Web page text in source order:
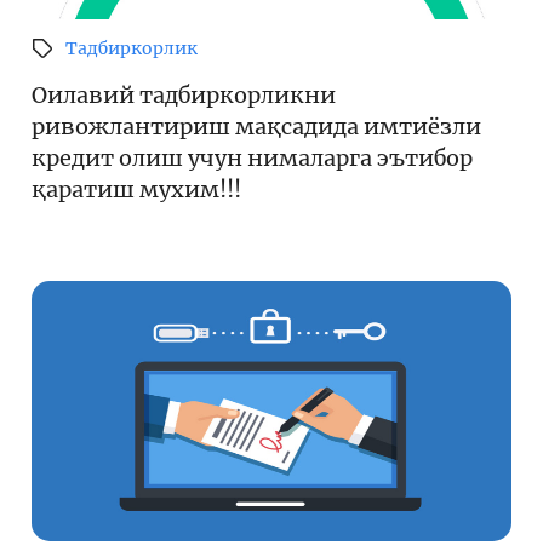
Кенгайтирилган қидирув
Сайт харитаси
Тадбиркорлик
Оилавий тадбиркорликни
ривожлантириш мақсадида имтиёзли
кредит олиш учун нималарга эътибор
қаратиш мухим!!!